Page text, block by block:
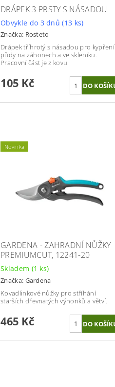
DRÁPEK 3 PRSTY S NÁSADOU
Obvykle do 3 dnů(13 ks)
Značka: Rosteto
Drápek tříhrotý s násadou pro kypření
půdy na záhonech a ve skleníku.
Pracovní část je z kovu.
105 Kč
Novinka
GARDENA - ZAHRADNÍ NŮŽKY
PREMIUMCUT, 12241-20
Skladem (1 ks)
Značka: Gardena
Kovadlinkové nůžky pro stříhání
starších dřevnatých výhonků a větví.
465 Kč